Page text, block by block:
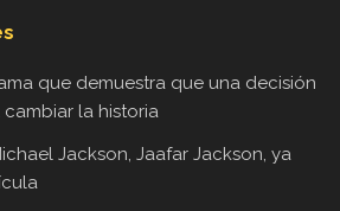
que demuestra que una decisión
la historia
Jackson, Jaafar Jackson, ya